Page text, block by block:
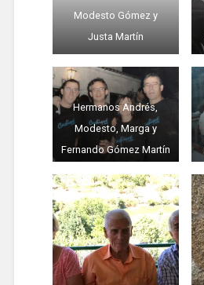
Modesto Gómez y
Justa Martín
Hermanos Andrés,
Modesto, Marga y
Fernando Gómez Martín